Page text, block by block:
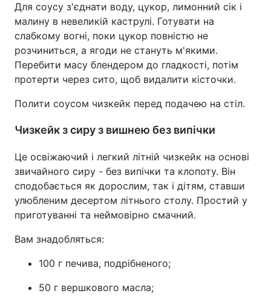
Для соусу з'єднати воду, цукор, лимонний сік і
малину в невеликій каструлі. Готувати на
слабкому вогні, поки цукор повністю не
розчиниться, а ягоди не стануть м'якими.
Перебити масу блендером до гладкості, потім
протерти через сито, щоб видалити кісточки.
Полити соусом чизкейк перед подачею на стіл.
Чизкейк з сиру з вишнею без випічки
Це освіжаючий і легкий літній чизкейк на основі
звичайного сиру - без випічки та клопоту. Він
сподобається як дорослим, так і дітям, ставши
улюбленим десертом літнього столу. Простий у
приготуванні та неймовірно смачний.
Вам знадобляться:
100 г печива, подрібненого;
50 г вершкового масла;